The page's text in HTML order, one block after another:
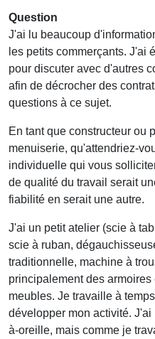
Question
J'ai lu beaucoup
les petits commerçants. J'ai
pour discuter avec d'autres
afin de décrocher des
questions à ce sujet.
En tant que constructeur ou
menuiserie, qu'attendriez-
individuelle qui vous
de qualité du travail serait
fiabilité en serait une autre.
J'ai un petit atelier (scie à
scie à ruban,
traditionnelle, machine à
principalement des
meubles. Je travaille à
développer mon activité.
à-oreille, mais comme je